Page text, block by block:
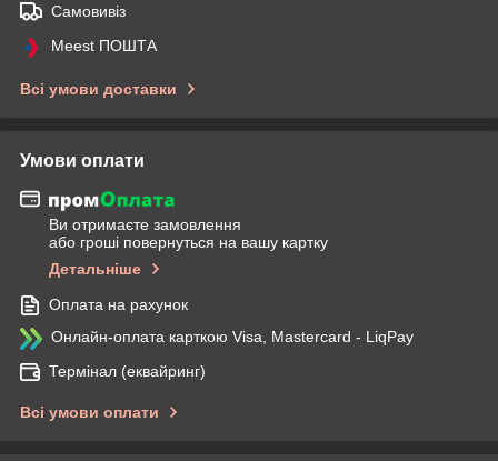
Самовивіз
Meest ПОШТА
Всі умови доставки
Умови оплати
Ви отримаєте замовлення
або гроші повернуться на вашу картку
Детальніше
Оплата на рахунок
Онлайн-оплата карткою Visa, Mastercard - LiqPay
Термінал (еквайринг)
Всі умови оплати